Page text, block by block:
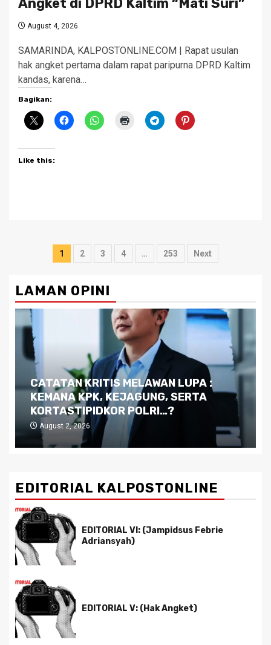
Angket di DPRD Kaltim “Mati Suri”
August 4, 2026
SAMARINDA, KALPOSTONLINE.COM | Rapat usulan
hak angket pertama dalam rapat paripurna DPRD Kaltim
kandas, karena…
Bagikan:
Like this:
Posts
1 2 3 4 … 253 Next
LAMAN OPINI
Dilema Kaltim di Tengah Krisis:
Kutukan Sumber Daya Alam dan
Pemimpin yang Tak Kreatif
July 29, 2026
EDITORIAL KALPOSTONLINE
EDITORIAL VI: (Jampidsus Febrie
Adriansyah)
EDITORIAL V: (Hak Angket)